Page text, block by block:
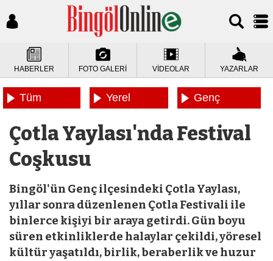
HABERLER FOTO GALERİ VİDEOLAR YAZARLAR
Tüm
Yerel
Genç
Çotla Yaylası'nda Festival
Coşkusu
Bingöl'ün Genç ilçesindeki Çotla Yaylası,
yıllar sonra düzenlenen Çotla Festivali ile
binlerce kişiyi bir araya getirdi. Gün boyu
süren etkinliklerde halaylar çekildi, yöresel
kültür yaşatıldı, birlik, beraberlik ve huzur